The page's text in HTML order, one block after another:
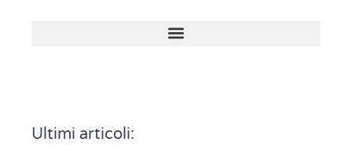
Ultimi articoli: